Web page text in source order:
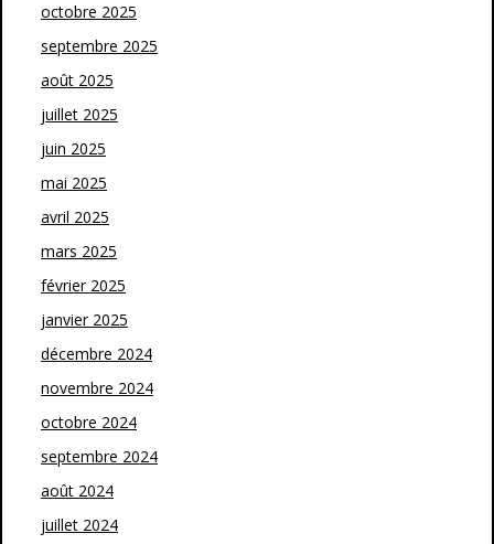
octobre 2025
septembre 2025
août 2025
juillet 2025
juin 2025
mai 2025
avril 2025
mars 2025
février 2025
janvier 2025
décembre 2024
novembre 2024
octobre 2024
septembre 2024
août 2024
juillet 2024